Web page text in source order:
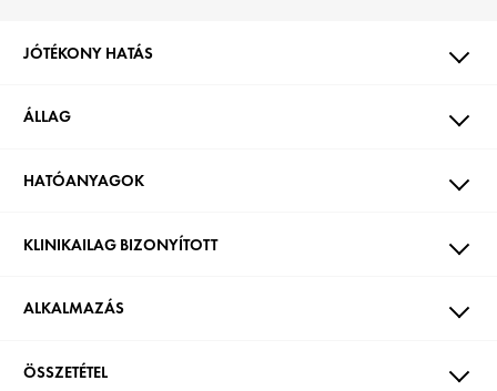
JÓTÉKONY HATÁS
ÁLLAG
HATÓANYAGOK
KLINIKAILAG BIZONYÍTOTT
ALKALMAZÁS
ÖSSZETÉTEL